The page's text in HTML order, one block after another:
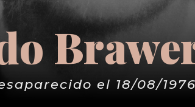
el 18/08/1976